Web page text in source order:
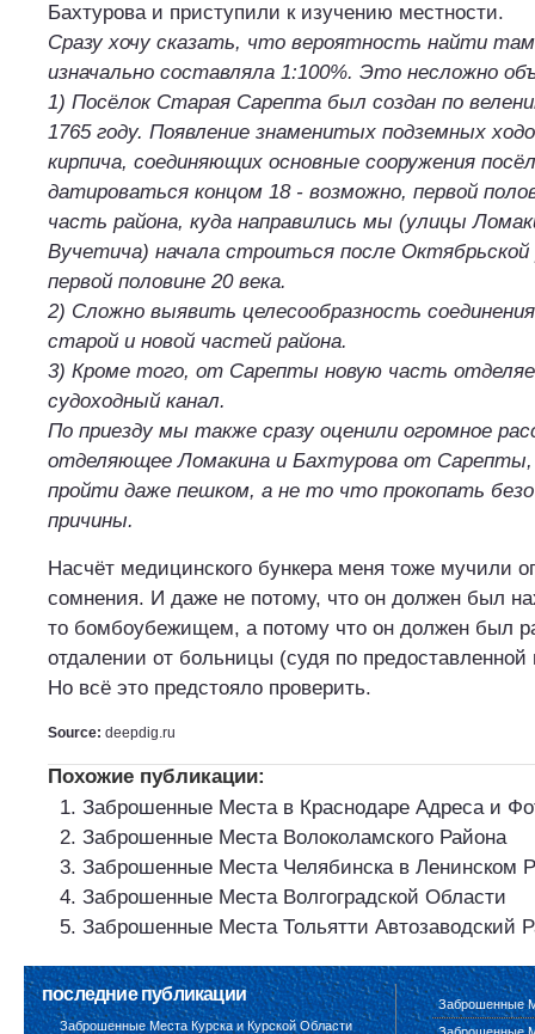
Бахтурова и приступили к изучению местности.
Сразу хочу сказать, что вероятность найти
изначально составляла 1:100%. Это несложно
1) Посёлок Старая Сарепта был создан по
1765 году. Появление знаменитых подземных
кирпича, соединяющих основные сооружения
датироваться концом 18 - возможно, первой
часть района, куда направились мы (улицы
Вучетича) начала строиться после Октябрьской
первой половине 20 века.
2) Сложно выявить целесообразность
старой и новой частей района.
3) Кроме того, от Сарепты новую часть
судоходный канал.
По приезду мы также сразу оценили огромное
отделяющее Ломакина и Бахтурова от Сарепты,
пройти даже пешком, а не то что прокопать безо
причины.
Насчёт медицинского бункера меня тоже мучили
сомнения. И даже не потому, что он должен был
то бомбоубежищем, а потому что он должен был
отдалении от больницы (судя по
Но всё это предстояло проверить.
Source: deepdig.ru
Похожие публикации:
Заброшенные Места в Краснодаре Адреса и
Заброшенные Места Волоколамского Района
Заброшенные Места Челябинска в Ленинском
Заброшенные Места Волгоградской Области
Заброшенные Места Тольятти Автозаводский
последние публикации
Заброшенные Места Курска и Курской Области
Заброшенные